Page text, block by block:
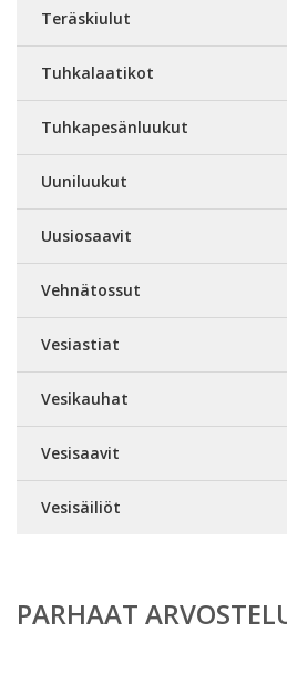
Teräskiulut
Tuhkalaatikot
Tuhkapesänluukut
Uuniluukut
Uusiosaavit
Vehnätossut
Vesiastiat
Vesikauhat
Vesisaavit
Vesisäiliöt
PARHAAT